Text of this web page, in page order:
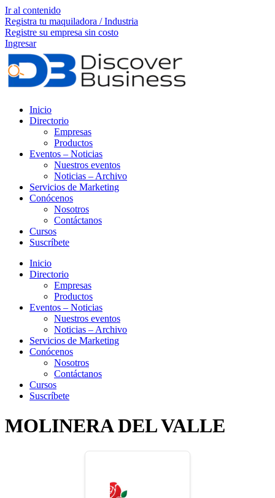
Ir al contenido
Registra tu maquiladora / Industria
Registre su empresa sin costo
Ingresar
Inicio
Directorio
Empresas
Productos
Eventos – Noticias
Nuestros eventos
Noticias – Archivo
Servicios de Marketing
Conócenos
Nosotros
Contáctanos
Cursos
Suscríbete
Inicio
Directorio
Empresas
Productos
Eventos – Noticias
Nuestros eventos
Noticias – Archivo
Servicios de Marketing
Conócenos
Nosotros
Contáctanos
Cursos
Suscríbete
MOLINERA DEL VALLE